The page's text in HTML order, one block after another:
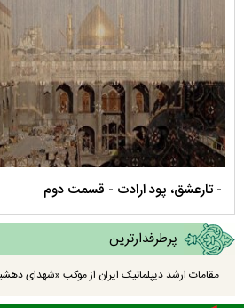
نماهنگ صحن حضرت زهرا سلام الله علیها
پرطرفدارترین
مقامات ارشد دیپلماتیک ایران از موکب «شهدای